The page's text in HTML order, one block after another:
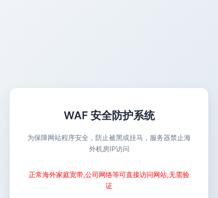
WAF 安全防护系统
为保障网站程序安全，防止被黑或挂马，服务器禁止海
外机房IP访问
正常海外家庭宽带,公司网络等可直接访问网站,无需验
证